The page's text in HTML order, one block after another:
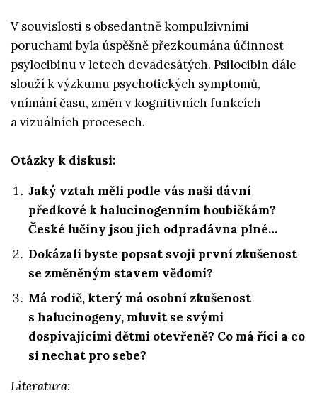
V souvislosti s obsedantně kompulzivními
poruchami byla úspěšně přezkoumána účinnost
psylocibinu v letech devadesátých. Psilocibin dále
slouží k výzkumu psychotických symptomů,
vnímání času, změn v kognitivních funkcích
a vizuálních procesech.
Otázky k diskusi:
Jaký vztah měli podle vás naši dávní
předkové k halucinogenním houbičkám?
České lučiny jsou jich odpradávna plné…
Dokázali byste popsat svoji první zkušenost
se změněným stavem vědomí?
Má rodič, který má osobní zkušenost
s halucinogeny, mluvit se svými
dospívajícími dětmi otevřeně? Co má říci a co
si nechat pro sebe?
Literatura: